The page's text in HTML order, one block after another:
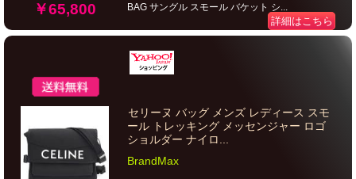
￥65,800
BAG サングル スモール バケット シ...
詳細はこちら
セリーヌ バッグ メンズ レディース スモ
ール トレッキング メッセンジャー ロゴ
ショルダー ナイロ...
BrandMax